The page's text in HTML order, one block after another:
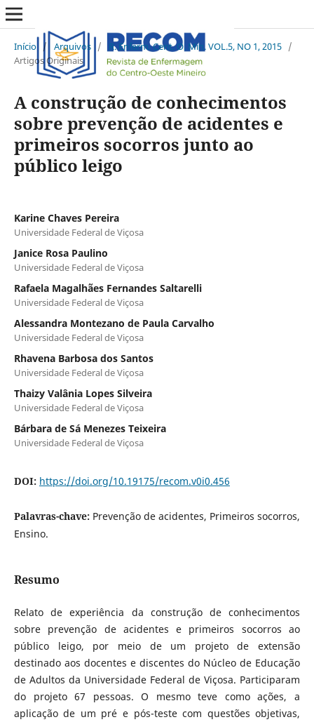
Início / Arquivos / R. Enferm. Cent. O. Min. VOL.5, NO 1, 2015 /
Artigos Originais
A construção de conhecimentos
sobre prevenção de acidentes e
primeiros socorros junto ao
público leigo
Karine Chaves Pereira
Universidade Federal de Viçosa
Janice Rosa Paulino
Universidade Federal de Viçosa
Rafaela Magalhães Fernandes Saltarelli
Universidade Federal de Viçosa
Alessandra Montezano de Paula Carvalho
Universidade Federal de Viçosa
Rhavena Barbosa dos Santos
Universidade Federal de Viçosa
Thaizy Valânia Lopes Silveira
Universidade Federal de Viçosa
Bárbara de Sá Menezes Teixeira
Universidade Federal de Viçosa
DOI: https://doi.org/10.19175/recom.v0i0.456
Palavras-chave: Prevenção de acidentes, Primeiros socorros,
Ensino.
Resumo
Relato de experiência da construção de conhecimentos
sobre prevenção de acidentes e primeiros socorros ao
público leigo, por meio de um projeto de extensão
destinado aos docentes e discentes do Núcleo de Educação
de Adultos da Universidade Federal de Viçosa. Participaram
do projeto 67 pessoas. O mesmo teve como ações, a
aplicação de um pré e pós-teste com questões objetivas,